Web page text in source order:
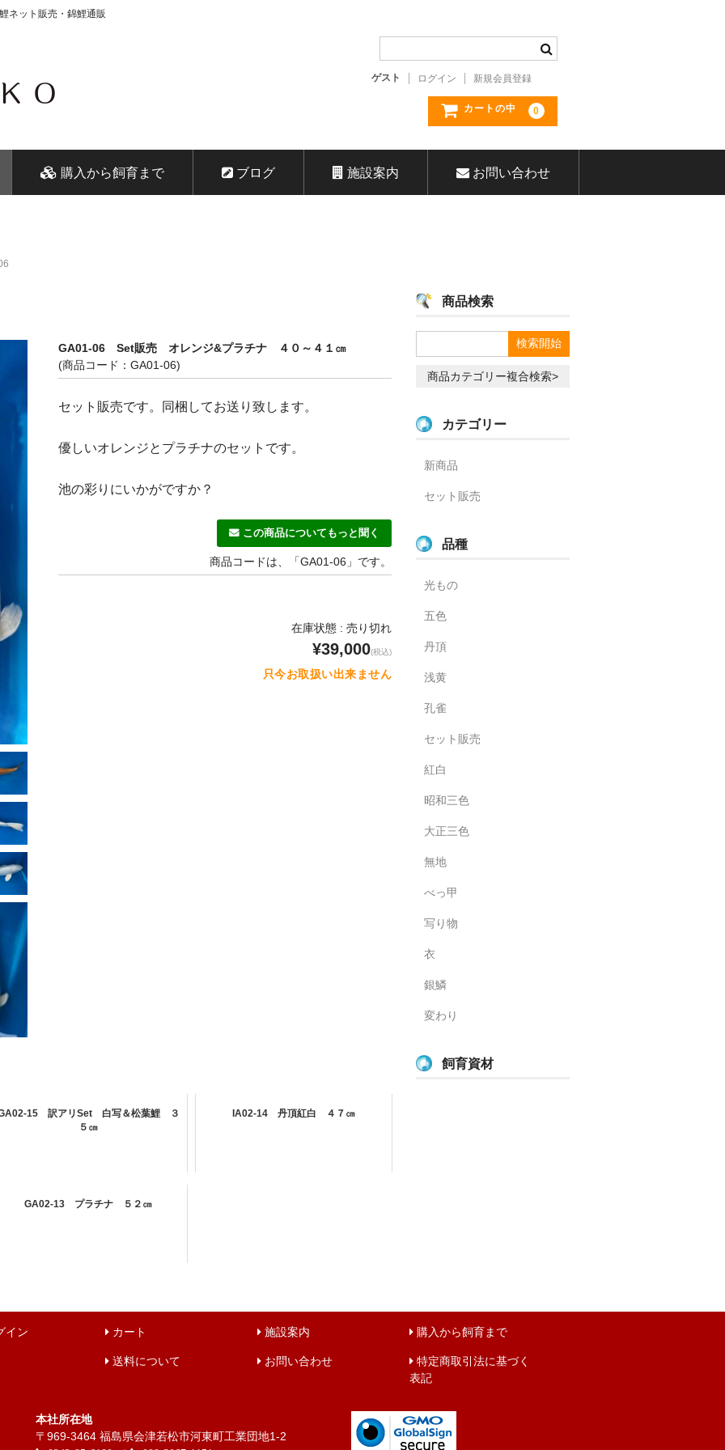
ネット販売・錦鯉通販
社 鱗～うろこ～
ゲスト ログイン 新規会員登録
カートの中 0
購入から飼育まで ブログ 施設案内 お問い合わせ
GA01-06 Set販売 オレンジ&プラチナ ４０～４１㎝
(商品コード：GA01-06)
セット販売です。同梱してお送り致します。
優しいオレンジとプラチナのセットです。
池の彩りにいかがですか？
この商品についてもっと聞く
商品コードは、「GA01-06」です。
在庫状態 : 売り切れ
¥39,000(税込)
只今お取扱い出来ません
15 訳アリSet 白写＆松葉鯉 ３
５㎝
IA02-14 丹頂紅白 ４７㎝
GA02-13 プラチナ ５２㎝
商品検索
商品カテゴリー複合検索>
カテゴリー
新商品
セット販売
品種
光もの
五色
丹頂
浅黄
孔雀
セット販売
紅白
昭和三色
大正三色
無地
べっ甲
写り物
衣
銀鱗
変わり
飼育資材
イン カート 施設案内 購入から飼育まで
送料について お問い合わせ
特定商取引法に基づく
表記
本社所在地
〒969-3464 福島県会津若松市河東町工業団地1-2